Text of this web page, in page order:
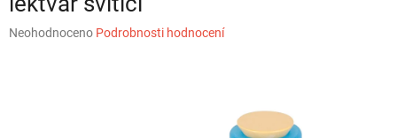
Průměrné
Neohodnoceno Podrobnosti hodnocení